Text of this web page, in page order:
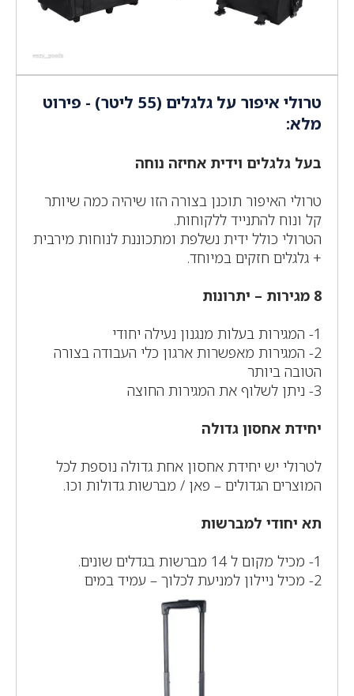
טרולי איפור על גלגלים (55 ליטר) - פירוט
מלא:
בעל גלגלים וידית אחיזה נוחה
טרולי האיפור תוכנן בצורה הזו שיהיה כמה שיותר
קל ונוח להתנייד ללקוחות.
הטרולי כולל ידית נשלפת ומתכוננת לנוחות מירבית
+ גלגלים חזקים במיוחד.
8 מגירות – יתרונות
1- המגירות בעלות מנגנון נעילה יחודי
2- המגירות מאפשרות ארגון כלי העבודה בצורה
הטובה ביותר
3- ניתן לשלוף את המגירות החוצה
יחידת אחסון גדולה
לטרולי יש יחידת אחסון אחת גדולה נוספת לכל
המוצרים הגדולים – פאן / מברשות גדולות וכו.
תא יחודי למברשות
1- מכיל מקום ל 14 מברשות בגדלים שונים.
2- מכיל ניילון למניעת לכלוך – עמיד במים